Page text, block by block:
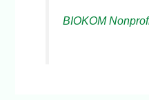
BIOKOM